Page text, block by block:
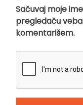
Sačuvaj moje
pregledaču
komentarišem.